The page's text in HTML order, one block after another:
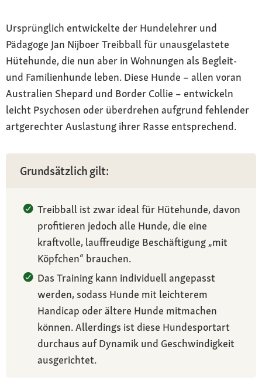
Ursprünglich entwickelte der Hundelehrer und
Pädagoge Jan Nijboer Treibball für unausgelastete
Hütehunde, die nun aber in Wohnungen als Begleit-
und Familienhunde leben. Diese Hunde – allen voran
Australien Shepard und Border Collie – entwickeln
leicht Psychosen oder überdrehen aufgrund fehlender
artgerechter Auslastung ihrer Rasse entsprechend.
Grundsätzlich gilt:
Treibball ist zwar ideal für Hütehunde, davon
profitieren jedoch alle Hunde, die eine
kraftvolle, lauffreudige Beschäftigung „mit
Köpfchen“ brauchen.
Das Training kann individuell angepasst
werden, sodass Hunde mit leichterem
Handicap oder ältere Hunde mitmachen
können. Allerdings ist diese Hundesportart
durchaus auf Dynamik und Geschwindigkeit
ausgerichtet.